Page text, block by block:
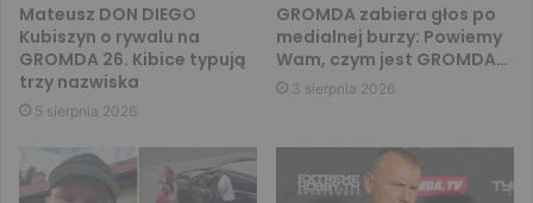
Mateusz DON DIEGO
Kubiszyn o rywalu na
GROMDA 26. Kibice typują
trzy nazwiska
5 sierpnia 2026
GROMDA zabiera głos po
medialnej burzy: Powiemy
Wam, czym jest GROMDA…
3 sierpnia 2026